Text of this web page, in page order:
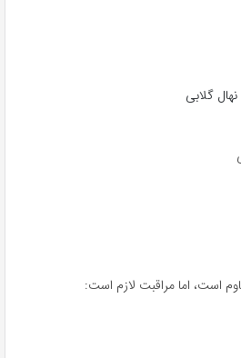
است، اما مراقبت لازم است: